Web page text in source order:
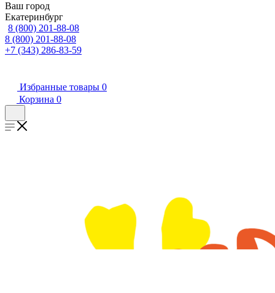
Ваш город
Екатеринбург
8 (800) 201-88-08
8 (800) 201-88-08
+7 (343) 286-83-59
Избранные товары 0
Корзина 0